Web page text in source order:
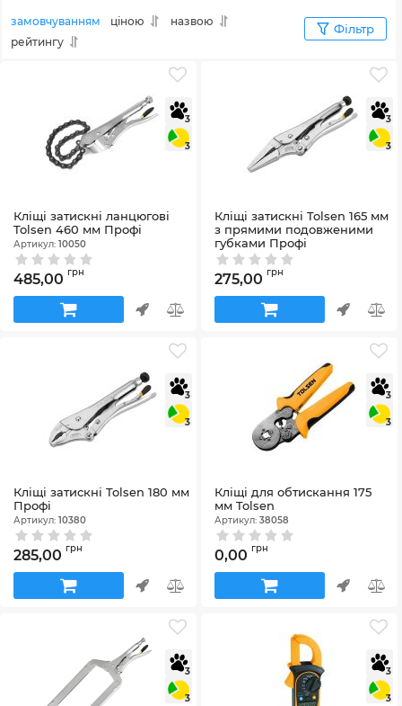
замовчуванням ціною
назвою
рейтингу
Фільтр
3
3
Кліщі затискні ланцюгові
Tolsen 460 мм Профі
Артикул: 10050
485,00 грн
3
3
Кліщі затискні Tolsen 165 мм
з прямими подовженими
губками Профі
Артикул:10381
275,00 грн
3
3
Кліщі затискні Tolsen 180 мм
Профі
Артикул: 10380
285,00 грн
3
3
Кліщі для обтискання 175
мм Tolsen
Артикул: 38058
0,00 грн
3
3
3
3